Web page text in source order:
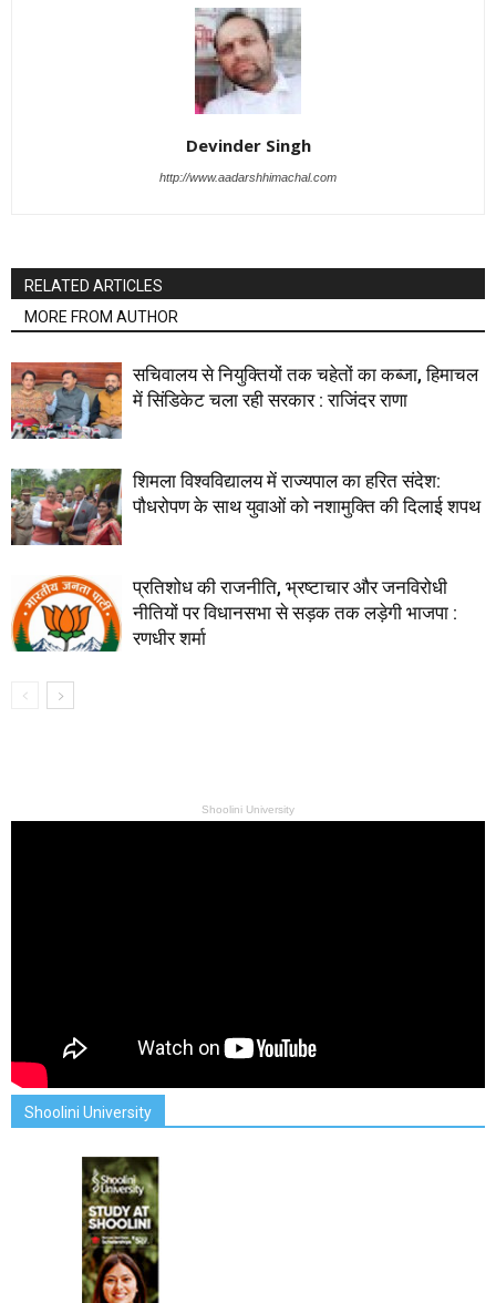
Devinder Singh
http://www.aadarshhimachal.com
RELATED ARTICLES
MORE FROM AUTHOR
सचिवालय से नियुक्तियों तक चहेतों का कब्जा, हिमाचल
में सिंडिकेट चला रही सरकार : राजिंदर राणा
शिमला विश्वविद्यालय में राज्यपाल का हरित संदेश:
पौधरोपण के साथ युवाओं को नशामुक्ति की दिलाई शपथ
प्रतिशोध की राजनीति, भ्रष्टाचार और जनविरोधी
नीतियों पर विधानसभा से सड़क तक लड़ेगी भाजपा :
रणधीर शर्मा
Shoolini University
Shoolini University